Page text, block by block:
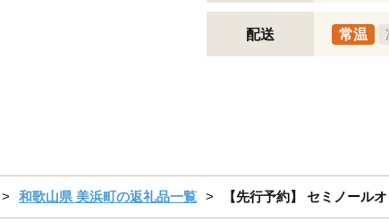
配送 常温
和歌山県 美浜町の返礼品一覧 【先行予約】 セミノール